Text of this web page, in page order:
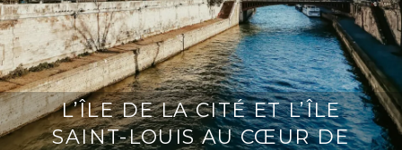
L’ÎLE DE LA CITÉ ET L’ÎLE
SAINT-LOUIS AU CŒUR DE